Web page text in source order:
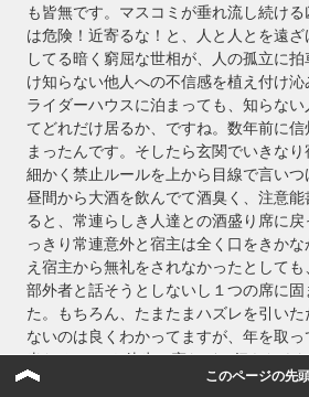
も皆無です。マスコミが垂れ流し続け
は危険！近寄るな！と、人と人とを遠
してる暗く窮屈な世相が、人の孤立に
け知らない他人への不信感を植え付け
ライダーハウスに泊まっても、知らな
てどれだけ居るか、ですね。数年前に
まったんです。そしたら玄関でいきな
細かく禁止ルールを上から目線で言い
昼間から大酒を飲んでて酒臭く、注意
ると、常連らしき人達との酒盛り席に
っきり常連意外と宿主は全く口をきか
え宿主から無礼をされなかったとして
部外者と話そうとしないし１つの席に
た。もちろん、たまたまハズレを引い
ないのは良くわかってますが、年を取
当たるとYHや徒歩の宿などは行きたく
このページの先